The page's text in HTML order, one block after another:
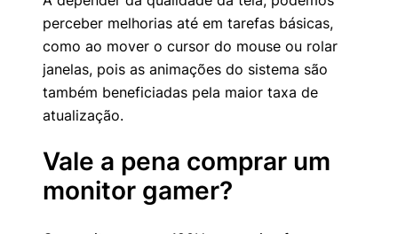
perceber melhorias até em tarefas básicas,
como ao mover o cursor do mouse ou rolar
janelas, pois as animações do sistema são
também beneficiadas pela maior taxa de
atualização.
Vale a pena comprar um
monitor gamer?